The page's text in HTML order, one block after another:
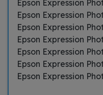
Epson Expression
Epson Expression
Epson Expression
Epson Expression
Epson Expression
Epson Expression
Epson Expression